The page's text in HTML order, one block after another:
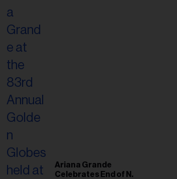
Ariana Grande
Celebrates End of N.